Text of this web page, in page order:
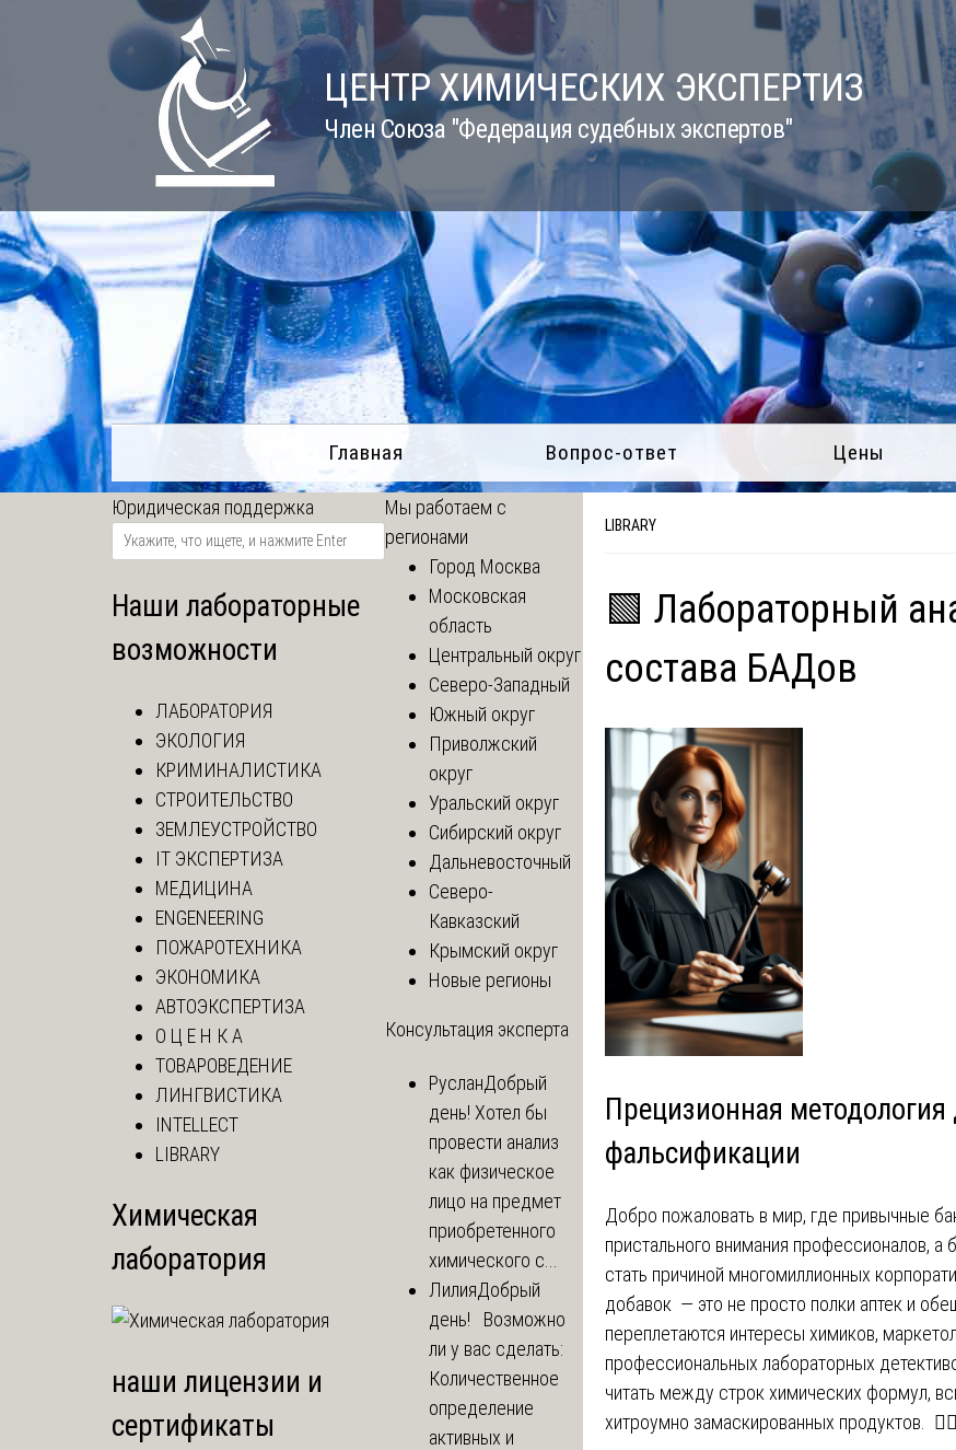
ЦЕНТР ХИМИЧЕСКИХ ЭКСПЕРТИЗ
Член Союза "Федерация судебных экспертов"
Главная Вопрос-ответ Цены
LIBRARY
🟩 Лабораторный
состава БАДов
Прецизионная
фальсификации
Добро пожаловать в мир, где привычные
пристального внимания профессионалов,
стать причиной многомиллионных
добавок — это не просто полки аптек и
переплетаются интересы химиков,
профессиональных лабораторных
читать между строк химических формул,
хитроумно замаскированных продуктов.
Юридическая поддержка
Наши лабораторные
возможности
ЛАБОРАТОРИЯ
ЭКОЛОГИЯ
КРИМИНАЛИСТИКА
СТРОИТЕЛЬСТВО
ЗЕМЛЕУСТРОЙСТВО
IT ЭКСПЕРТИЗА
МЕДИЦИНА
ENGENEERING
ПОЖАРОТЕХНИКА
ЭКОНОМИКА
АВТОЭКСПЕРТИЗА
О Ц Е Н К А
ТОВАРОВЕДЕНИЕ
ЛИНГВИСТИКА
INTELLECT
LIBRARY
Химическая
лаборатория
наши лицензии и
сертификаты
Мы работаем с
регионами
Город Москва
Московская
область
Центральный округ
Северо-Западный
Южный округ
Приволжский
округ
Уральский округ
Сибирский округ
Дальневосточный
Северо-
Кавказский
Крымский округ
Новые регионы
Консультация эксперта
РусланДобрый
день! Хотел бы
провести анализ
как физическое
лицо на предмет
приобретенного
химического с...
ЛилияДобрый
день! Возможно
ли у вас сделать:
Количественное
определение
активных и